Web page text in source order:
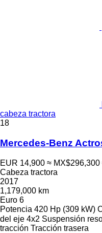
cabeza tractora
18
Mercedes-Benz
EUR 14,900 ≈ MX$296,300
Cabeza tractora
2017
1,179,000 km
Euro 6
Potencia 420 Hp (309 kW)
del eje 4x2 Suspensión
tracción Tracción trasera